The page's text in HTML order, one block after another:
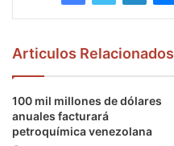
Articulos Relacionados
100 mil millones de dólares
anuales facturará
petroquímica venezolana